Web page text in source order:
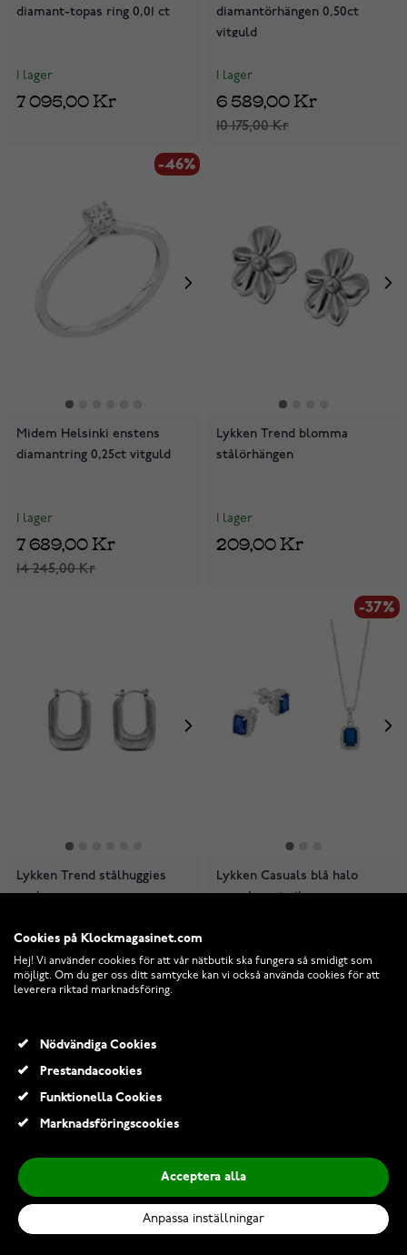
diamant-topas ring 0,01 ct
I lager
7 095,00 Kr
diamantörhängen 0,50ct
vitguld
I lager
10 175,00 Kr
6 589,00 Kr
-46%
Midem Helsinki enstens
diamantring 0,25ct vitguld
I lager
14 245,00 Kr
7 689,00 Kr
Lykken Trend blomma
stålörhängen
I lager
209,00 Kr
Lykken Trend stålhuggies
oval
I lager
209,00 Kr
-37%
Lykken Casuals blå halo
smycke set silver
I lager
549,00 Kr
Cookies på Klockmagasinet.com
Hej! Vi använder cookies för att vår nätbutik ska fungera så smidigt som
möjligt. Om du ger oss ditt samtycke kan vi också använda cookies för att
leverera riktad marknadsföring.
Nödvändiga Cookies
Prestandacookies
Funktionella Cookies
Marknadsföringscookies
Acceptera alla
Anpassa inställningar